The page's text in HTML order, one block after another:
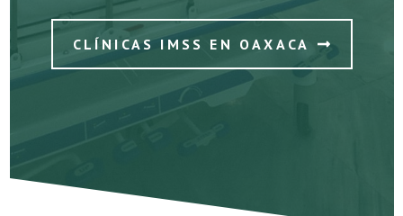
CLÍNICAS IMSS EN OAXACA